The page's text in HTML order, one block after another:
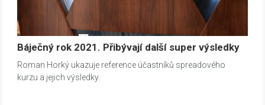
Báječný rok 2021. Přibývají další super výsledky
Roman Horký ukazuje reference účastníků spreadového
kurzu a jejich výsledky.